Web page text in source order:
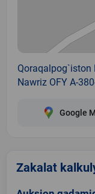
Qoraqalpog`iston
Nawriz OFY A-
Google
Zakalat